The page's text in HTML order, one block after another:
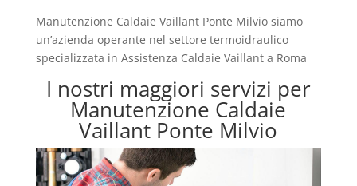
Manutenzione Caldaie Vaillant Ponte Milvio siamo
un’azienda operante nel settore termoidraulico
specializzata in Assistenza Caldaie Vaillant a Roma
I nostri maggiori servizi per
Manutenzione Caldaie
Vaillant Ponte Milvio